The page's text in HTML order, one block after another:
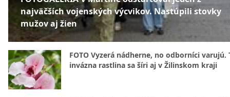
najväčších vojenských výcvikov. Nastúpili stovky
mužov aj žien
FOTO Vyzerá nádherne, no odborníci varujú.
invázna rastlina sa šíri aj v Žilinskom kraji